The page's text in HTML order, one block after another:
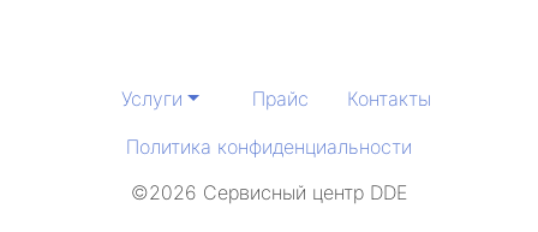
Услуги Прайс
Контакты
Политика конфиденциальности
©2026 Сервисный центр DDE